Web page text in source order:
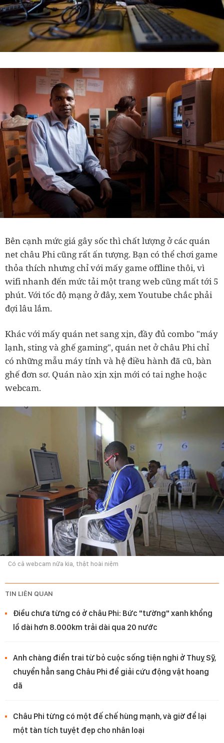
Bên cạnh mức giá gây sốc thì chất lượng ở các quán
net châu Phi cũng rất ấn tượng. Bạn có thể chơi game
thỏa thích nhưng chỉ với mấy game offline thôi, vì
wifi nhanh đến mức tải một trang web cũng mất tới 5
phút. Với tốc độ mạng ở đây, xem Youtube chắc phải
đợi lâu lắm.
Khác với mấy quán net sang xịn, đầy đủ combo "máy
lạnh, sting và ghế gaming", quán net ở châu Phi chỉ
có những mẫu máy tính và hệ điều hành đã cũ, bàn
ghế đơn sơ. Quán nào xịn xịn mới có tai nghe hoặc
webcam.
Có cả webcam nữa kìa, thật hoài niệm
TIN LIÊN QUAN
Điều chưa từng có ở châu Phi: Bức "tường" xanh khổng
lồ dài hơn 8.000km trải dài qua 20 nước
Anh chàng điển trai từ bỏ cuộc sống tiện nghi ở Thuỵ Sỹ,
chuyển hẳn sang Châu Phi để giải cứu động vật hoang
dã
Châu Phi từng có một đế chế hùng mạnh, và giờ để lại
một tàn tích tuyệt đẹp cho nhân loại